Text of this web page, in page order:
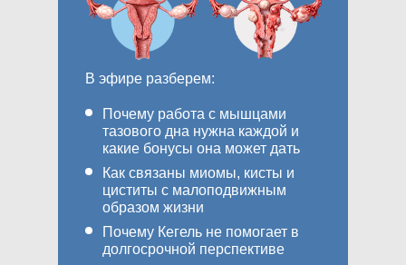
В эфире разберем:
Почему Кегель не помогает в
долгосрочной перспективе
Как связаны миомы, кисты и
циститы с малоподвижным
образом жизни
Почему работа с мышцами
тазового дна нужна каждой и
какие бонусы она может дать